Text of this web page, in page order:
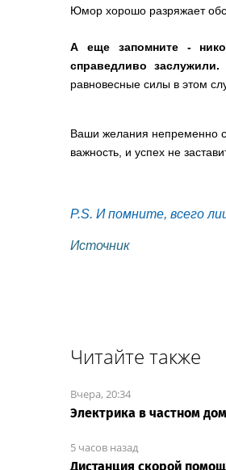
Юмор хорошо разряжает
А еще запомните -
справедливо
равновесные силы в этом
Ваши желания непременно
важность, и успех не
P.S. И помните, всего
Источник
Читайте также
Вчера, 20:34
Электрика в частном
5 часов назад
Дистанция скорой